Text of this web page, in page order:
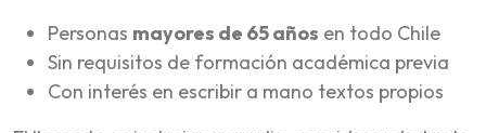
Personas mayores de 65 años en todo Chile
Sin requisitos de formación académica previa
Con interés en escribir a mano textos propios